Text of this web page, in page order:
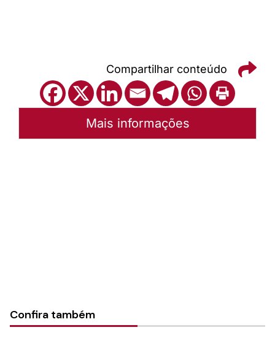
Compartilhar conteúdo
Mais informações
Confira também